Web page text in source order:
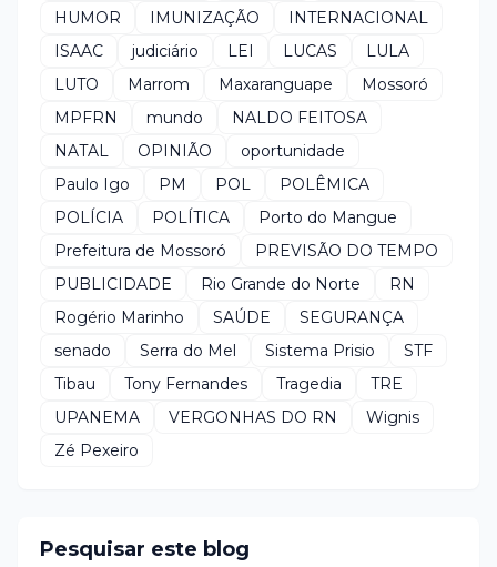
HUMOR
IMUNIZAÇÃO
INTERNACIONAL
ISAAC
judiciário LEI LUCAS
LULA
LUTO
Marrom Maxaranguape
Mossoró
MPFRN
mundo
NALDO FEITOSA
NATAL
OPINIÃO
oportunidade
Paulo Igo
PM POL
POLÊMICA
POLÍCIA
POLÍTICA
Porto do Mangue
Prefeitura de Mossoró
PREVISÃO DO TEMPO
PUBLICIDADE
Rio Grande do Norte
RN
Rogério Marinho
SAÚDE
SEGURANÇA
senado
Serra do Mel Sistema Prisio
STF
Tibau
Tony Fernandes Tragedia
TRE
UPANEMA
VERGONHAS DO RN
Wignis
Zé Pexeiro
Pesquisar este blog